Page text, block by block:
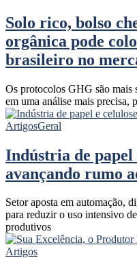
Solo rico, bolso
orgânica pode
brasileiro no
Os protocolos GHG são mais
em uma análise mais precisa,
ArtigosGeral
Indústria de papel
avançando rumo
Setor aposta em automação,
para reduzir o uso intensivo
produtivos
Artigos